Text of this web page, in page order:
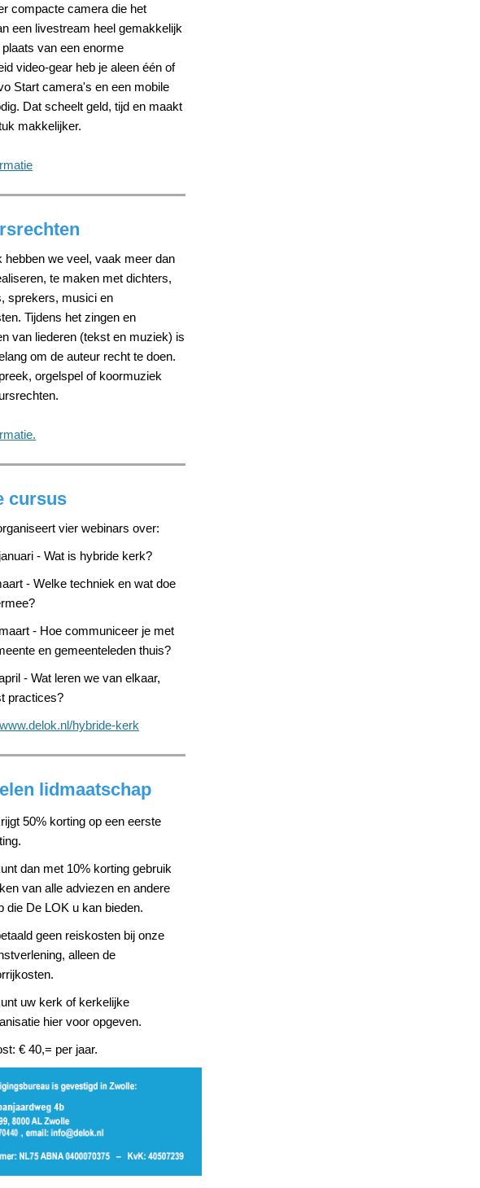
compacte camera die het
een livestream heel gemakkelijk
van een enorme
video-gear heb je aleen één of
Start camera's en een mobile
Dat scheelt geld, tijd en maakt
makkelijker.
hebben we veel, vaak meer dan
te maken met dichters,
sprekers, musici en
Tijdens het zingen en
van liederen (tekst en muziek) is
om de auteur recht te doen.
orgelspel of koormuziek
cursus
vier webinars over:
- Wat is hybride kerk?
- Welke techniek en wat doe
- Hoe communiceer je met
en gemeenteleden thuis?
- Wat leren we van elkaar,
practices?
www.delok.nl/hybride-kerk
lidmaatschap
50% korting op een eerste
dan met 10% korting gebruik
van alle adviezen en andere
die De LOK u kan bieden.
geen reiskosten bij onze
alleen de
uw kerk of kerkelijke
hier voor opgeven.
€ 40,= per jaar.